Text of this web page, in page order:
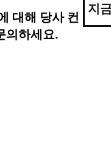
대해 당사 컨
의하세요.
지